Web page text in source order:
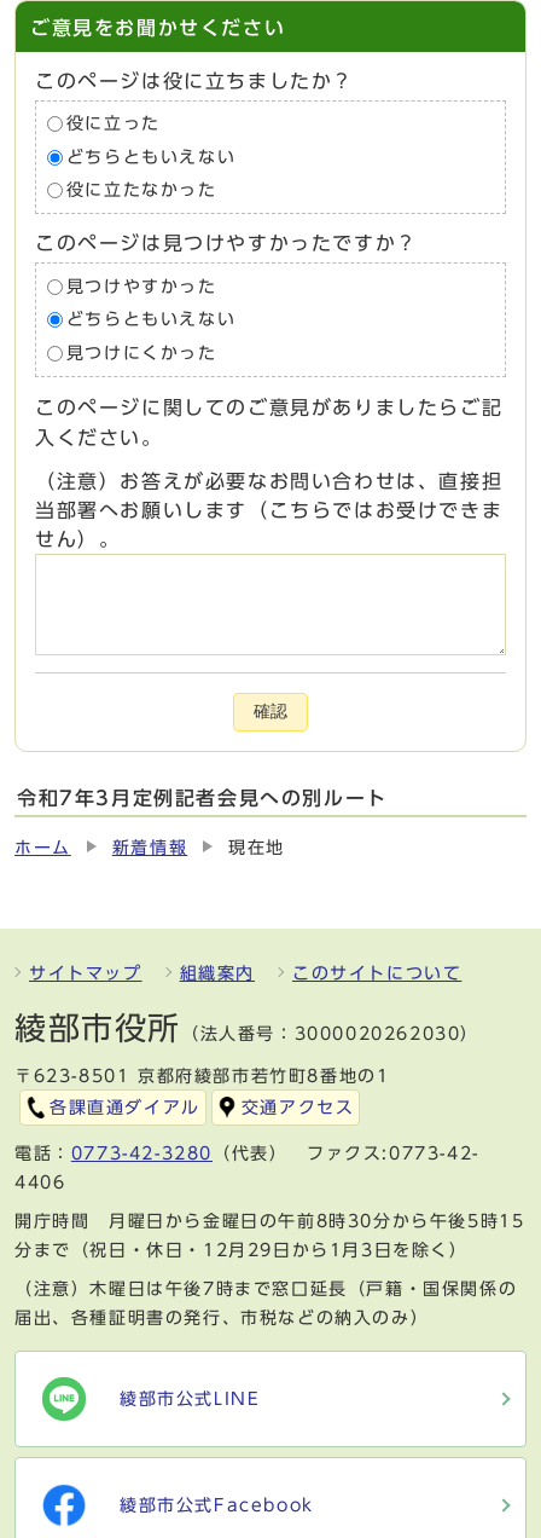
ご意見をお聞かせください
このページは役に立ちましたか？
役に立った
どちらともいえない
役に立たなかった
このページは見つけやすかったですか？
見つけやすかった
どちらともいえない
見つけにくかった
このページに関してのご意見がありましたらご記
入ください。
（注意）お答えが必要なお問い合わせは、直接担
当部署へお願いします（こちらではお受けできま
せん）。
確認
令和7年3月定例記者会見への別ルート
ホーム 新着情報 現在地
サイトマップ 組織案内 このサイトについて
綾部市役所 （法人番号：3000020262030）
〒623-8501 京都府綾部市若竹町8番地の1
各課直通ダイアル
交通アクセス
電話： 0773-42-3280
（代表） ファクス:0773-42-
4406
開庁時間 月曜日から金曜日の午前8時30分から午後5時15
分まで（祝日・休日・12月29日から1月3日を除く）
（注意）木曜日は午後7時まで窓口延長（戸籍・国保関係の
届出、各種証明書の発行、市税などの納入のみ）
綾部市公式LINE
綾部市公式Facebook